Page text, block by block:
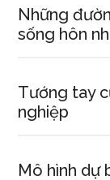
Những
sống hôn
Tướng tay
nghiệp
Mô hình dự